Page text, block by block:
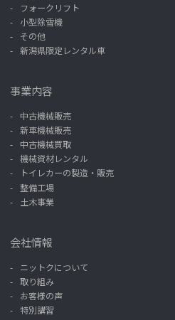
フォークリフト
小型除雪機
その他
新潟県限定レンタル車
事業内容
中古機械販売
新車機械販売
中古機械買取
機械資材レンタル
トイレカーの製造・販売
整備工場
土木事業
会社情報
ニットクについて
取り組み
お客様の声
特別講習